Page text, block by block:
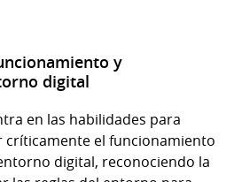
y
digital
en las habilidades para
críticamente el funcionamiento
digital, reconociendo la